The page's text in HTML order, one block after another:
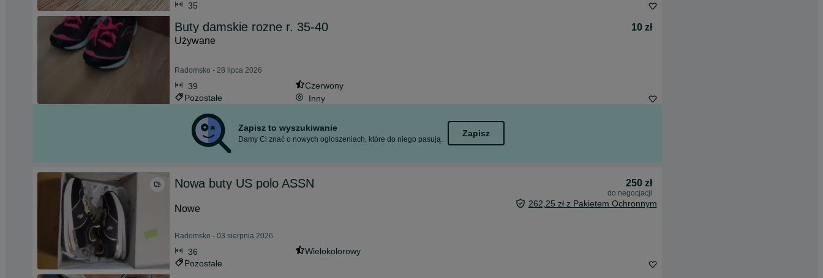
35
Buty damskie rozne r. 35-40
10 zł
Używane
Radomsko - 28 lipca 2026
39
Czerwony
Pozostałe
Inny
Zapisz to wyszukiwanie
Damy Ci znać o nowych ogłoszeniach, które do niego pasują.
Zapisz
Nowa buty US polo ASSN 250 zł
do negocjacji
Nowe 262,25 zł z Pakietem Ochronnym
Radomsko - 03 sierpnia 2026
36
Wielokolorowy
Pozostałe